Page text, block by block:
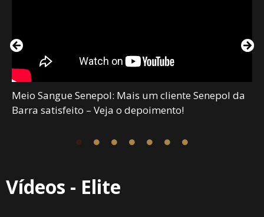
Meio Sangue Senepol: Mais um cliente Senepol da
Barra satisfeito – Veja o depoimento!
Vídeos - Elite